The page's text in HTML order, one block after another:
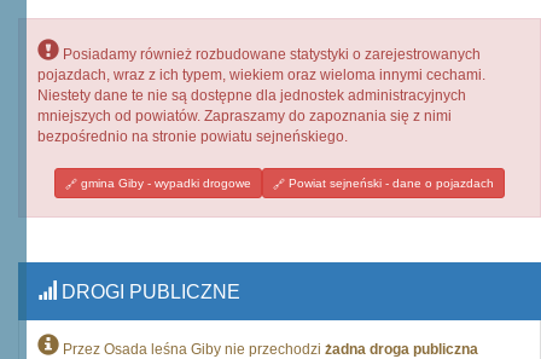
Posiadamy również rozbudowane statystyki o zarejestrowanych
pojazdach, wraz z ich typem, wiekiem oraz wieloma innymi cechami.
Niestety dane te nie są dostępne dla jednostek administracyjnych
mniejszych od powiatów. Zapraszamy do zapoznania się z nimi
bezpośrednio na stronie powiatu sejneńskiego.
gmina Giby - wypadki drogowe Powiat sejneński - dane o pojazdach
DROGI PUBLICZNE
Przez Osada leśna Giby nie przechodzi żadna droga publiczna